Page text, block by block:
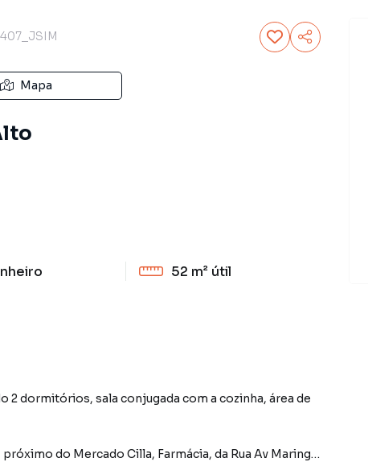
Mapa
52 m² útil
dormitórios, sala conjugada com a cozinha, área de
do Mercado Cilla, Farmácia, da Rua Av Maringá,